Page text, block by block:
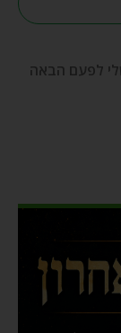
לפעם הבאה